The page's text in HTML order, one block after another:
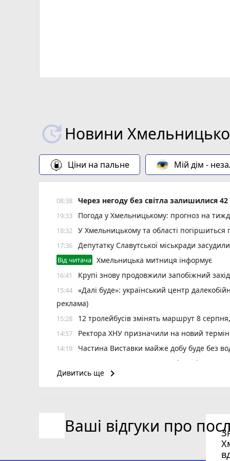
Новини
Ціни на пальне Мій дім -
08:38 Через негоду без світла залишилися
19:33 Погода у Хмельницькому: прогноз на
18:32 У Хмельницькому та області погіршиться
17:36 Депутатку Славутської міськради
Від читача Хмельницька митниця інформує
16:41 Крупі знову продовжили запобіжний захід
15:44
«Далі буде»: український центр
реклама)
15:28 12 тролейбусів змінять маршрут 8
14:57 Ректора ХНУ призначили на новий термін
14:19 Частина Виставки майже добу буде без
Визначили 20 кращих працівників
12:37 6 серпня зафіксували температурний
09:30 «Шахтар» у Камʼянці і «подільське
Дивитись ще keyboard_arrow_right
Ваші відгуки про